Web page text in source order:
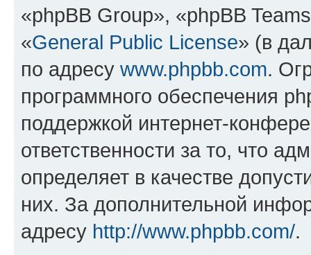
«phpBB Group», «phpBB
«General Public License» (в
по адресу www.phpbb.com.
программного обеспечения
поддержкой интернет-
ответственности за то, что
определяет в качестве
них. За дополнительной
адресу http://www.phpbb.com/.